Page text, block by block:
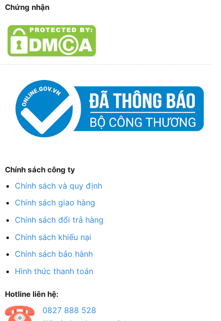
Chứng nhận
Chính sách công ty
Chính sách và quy định
Chính sách giao hàng
Chính sách đổi trả hàng
Chính sách khiếu nại
Chính sách bảo hành
Hình thức thanh toán
Hotline liên hệ:
0827 888 528